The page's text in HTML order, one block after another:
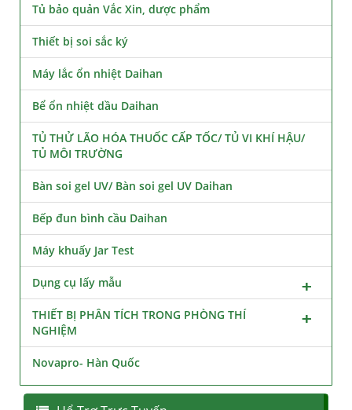
Tủ bảo quản Vắc Xin, dược phẩm
Thiết bị soi sắc ký
Máy lắc ổn nhiệt Daihan
Bể ổn nhiệt dầu Daihan
TỦ THỬ LÃO HÓA THUỐC CẤP TỐC/ TỦ VI KHÍ HẬU/
TỦ MÔI TRƯỜNG
Bàn soi gel UV/ Bàn soi gel UV Daihan
Bếp đun bình cầu Daihan
Máy khuấy Jar Test
Dụng cụ lấy mẫu
THIẾT BỊ PHÂN TÍCH TRONG PHÒNG THÍ
NGHIỆM
Novapro- Hàn Quốc